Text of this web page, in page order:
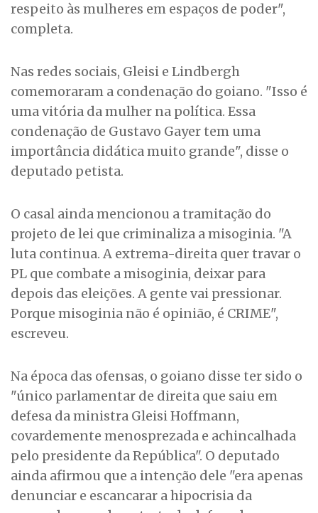
respeito às mulheres em espaços de poder",
completa.
Nas redes sociais, Gleisi e Lindbergh
comemoraram a condenação do goiano. "Isso é
uma vitória da mulher na política. Essa
condenação de Gustavo Gayer tem uma
importância didática muito grande", disse o
deputado petista.
O casal ainda mencionou a tramitação do
projeto de lei que criminaliza a misoginia. "A
luta continua. A extrema-direita quer travar o
PL que combate a misoginia, deixar para
depois das eleições. A gente vai pressionar.
Porque misoginia não é opinião, é CRIME",
escreveu.
Na época das ofensas, o goiano disse ter sido o
"único parlamentar de direita que saiu em
defesa da ministra Gleisi Hoffmann,
covardemente menosprezada e achincalhada
pelo presidente da República". O deputado
ainda afirmou que a intenção dele "era apenas
denunciar e escancarar a hipocrisia da